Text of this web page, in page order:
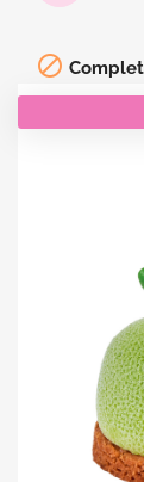
 Complet